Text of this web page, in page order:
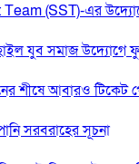
(SST)-এর উদ্যোগে
যুব সমাজ উদ্যোগে
শীষে আবারও টিকেট
সরবরাহের সূচনা